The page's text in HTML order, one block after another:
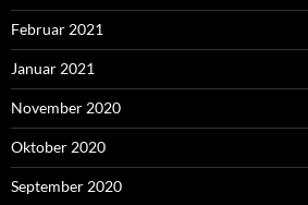
Februar 2021
Januar 2021
November 2020
Oktober 2020
September 2020